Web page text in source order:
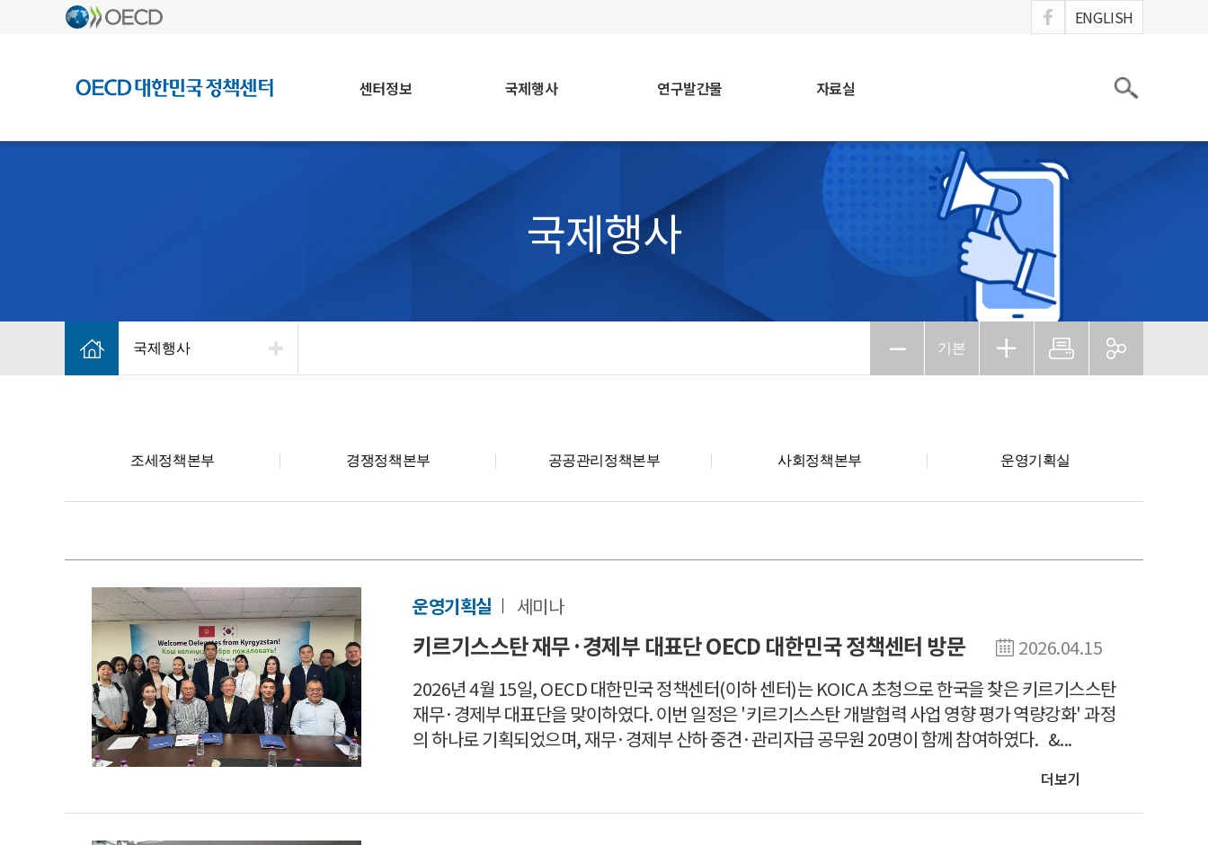
ENGLISH
검색
센터정보 국제행사 연구발간물 자료실
국제행사
국제행사 기본
조세정책본부 경쟁정책본부 공공관리정책본부 사회정책본부 운영기획실
운영기획실 세미나
키르기스스탄 재무·경제부 대표단 OECD 대한민국 정책센터 방문
2026.04.15
2026년 4월 15일, OECD 대한민국 정책센터(이하 센터)는 KOICA 초청으로 한국을 찾은 키르기스스탄
재무·경제부 대표단을 맞이하였다. 이번 일정은 '키르기스스탄 개발협력 사업 영향 평가 역량강화' 과정
의 하나로 기획되었으며, 재무·경제부 산하 중견·관리자급 공무원 20명이 함께 참여하였다. &...
더보기